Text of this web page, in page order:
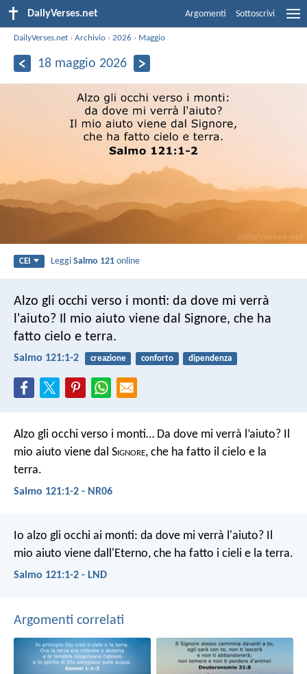
DailyVerses.net Argomenti Sottoscrivi
DailyVerses.net ›Archivio ›2026 › Maggio
18 maggio 2026
CEI LeggiSalmo 121 online
Alzo gli occhi verso i monti: da dove mi verrà
l'aiuto? Il mio aiuto viene dal Signore, che ha
fatto cielo e terra.
Salmo 121:1-2 creazione conforto dipendenza
Alzo gli occhi verso i monti… Da dove mi verrà l’aiuto?
mio aiuto viene dal Signore, che ha fatto il cielo e la
terra.
Salmo 121:1-2 - NR06
Io alzo gli occhi ai monti: da dove mi verrà l'aiuto? Il
mio aiuto viene dall'Eterno, che ha fatto i cieli e la terra.
Salmo 121:1-2 - LND
Argomenti correlati